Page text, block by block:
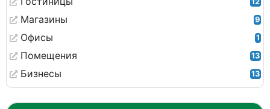
Магазины 9
Офисы 1
Помещения 13
Бизнесы 13